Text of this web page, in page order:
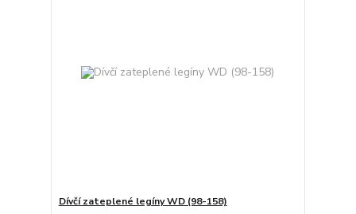
Dívčí zateplené legíny WD (98-158)